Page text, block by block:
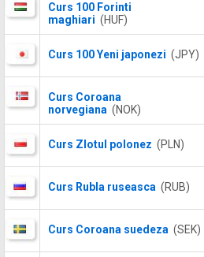
Curs 100 Forinti
maghiari (HUF)
Curs 100 Yeni japonezi (JPY)
Curs Coroana
norvegiana (NOK)
Curs Zlotul polonez (PLN)
Curs Rubla ruseasca (RUB)
Curs Coroana suedeza (SEK)